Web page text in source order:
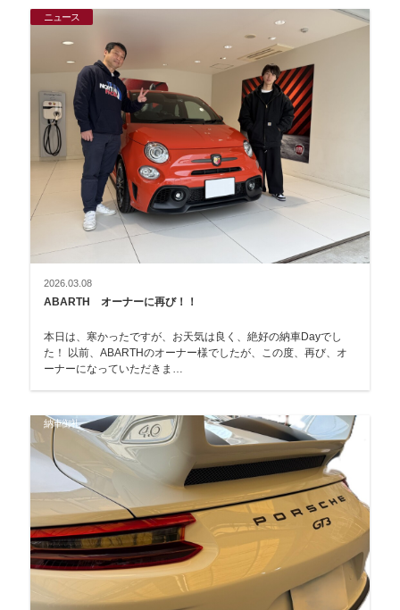
ニュース
2026.03.08
ABARTH オーナーに再び！！
本日は、寒かったですが、お天気は良く、絶好の納車Dayでし
た！ 以前、ABARTHのオーナー様でしたが、この度、再び、オ
ーナーになっていただきま…
納車御礼